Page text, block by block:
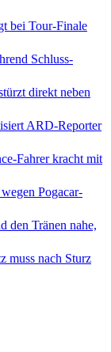
bei Tour-Finale
Schluss-
direkt neben
ARD-Reporter
Fahrer kracht mit
Pogacar-
den Tränen nahe,
muss nach Sturz